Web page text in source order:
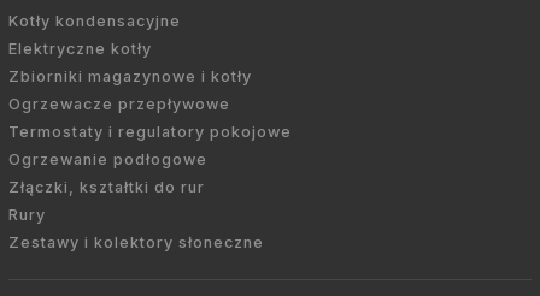
Kotły kondensacyjne
Elektryczne kotły
Zbiorniki magazynowe i kotły
Ogrzewacze przepływowe
Termostaty i regulatory pokojowe
Ogrzewanie podłogowe
Złączki, kształtki do rur
Rury
Zestawy i kolektory słoneczne